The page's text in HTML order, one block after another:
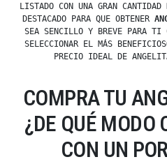
LISTADO CON UNA GRAN
DESTACADO PARA QUE OBTENER
SEA SENCILLO Y BREVE PARA TI
SELECCIONAR EL MÁS
PRECIO IDEAL DE
COMPRA TU
¿DE QUÉ MODO
CON UN